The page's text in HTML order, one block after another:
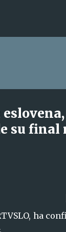
su final
ha